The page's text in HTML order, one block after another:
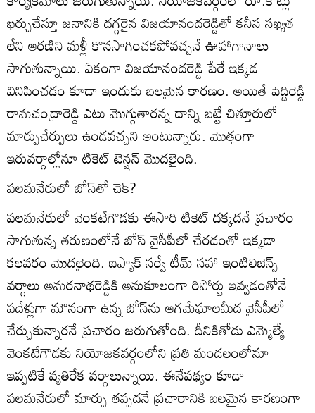
ఖర్చుచేస్తూ జనానికి దగ్గరైన విజయానందరెడ్డితో కనీస సఖ్యత
లేని ఆరణిని మళ్లీ కొనసాగించకపోవచ్చనే ఊహాగానాలు
సాగుతున్నాయి. ఏకంగా విజయానందరెడ్డి పేరే ఇక్కడ
వినిపించడం కూడా ఇందుకు బలమైన కారణం. అయితే పెద్దిరెడ్డి
రామచంద్రారెడ్డి ఎటు మొగ్గుతారన్న దాన్ని బట్టే చిత్తూరులో
మార్పుచేర్పులు ఉండవచ్చని అంటున్నారు. మొత్తంగా
ఇరువర్గాల్లోనూ టికెట్‌ టెన్షన్‌ మొదలైంది.
పలమనేరులో బోస్‌తో చెక్‌?
పలమనేరులో వెంకటేగౌడకు ఈసారి టికెట్‌ దక్కదనే ప్రచారం
సాగుతున్న తరుణంలోనే బోస్‌ వైసీపీలో చేరడంతో ఇక్కడా
కలవరం మొదలైంది. ఐప్యాక్‌ సర్వే టీమ్‌ సహా ఇంటిలిజెన్స్‌
వర్గాలు అమరనాథరెడ్డికి అనుకూలంగా రిపోర్టు ఇవ్వడంతోనే
పదేళ్లుగా మౌనంగా ఉన్న బోస్‌ను ఆగమేఘాలమీద వైసీపీలో
చేర్చుకున్నారనే ప్రచారం జరుగుతోంది. దీనికితోడు ఎమ్మెల్యే
వెంకటేగౌడకు నియోజకవర్గంలోని ప్రతి మండలంలోనూ
ఇప్పటికే వ్యతిరేక వర్గాలున్నాయి. ఈనేపథ్యం కూడా
పలమనేరులో మార్పు తప్పదనే ప్రచారానికి బలమైన కారణంగా